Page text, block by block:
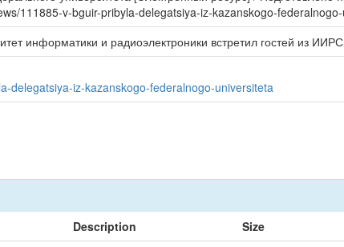
111885-v-bguir-pribyla-delegatsiya-iz-kazanskogo-
информатики и радиоэлектроники встретил гостей из
delegatsiya-iz-kazanskogo-federalnogo-universiteta
Description Size